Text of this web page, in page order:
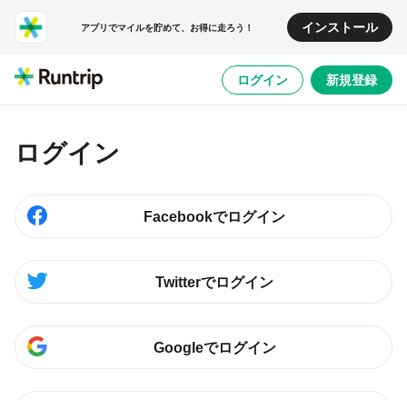
アプリでマイルを貯めて、お得に走ろう！ インストール
ログイン 新規登録
ログイン
Facebookでログイン
Twitterでログイン
Googleでログイン